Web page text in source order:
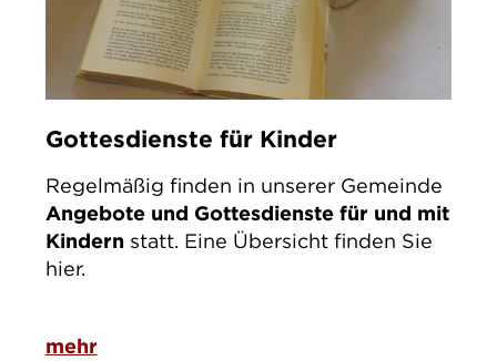
Gottesdienste für Kinder
Regelmäßig finden in unserer Gemeinde
Angebote und Gottesdienste für und mit
Kindern statt. Eine Übersicht finden Sie
hier.
mehr